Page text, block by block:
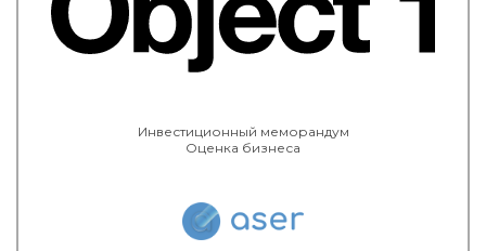
Инвестиционный меморандум
Оценка бизнеса